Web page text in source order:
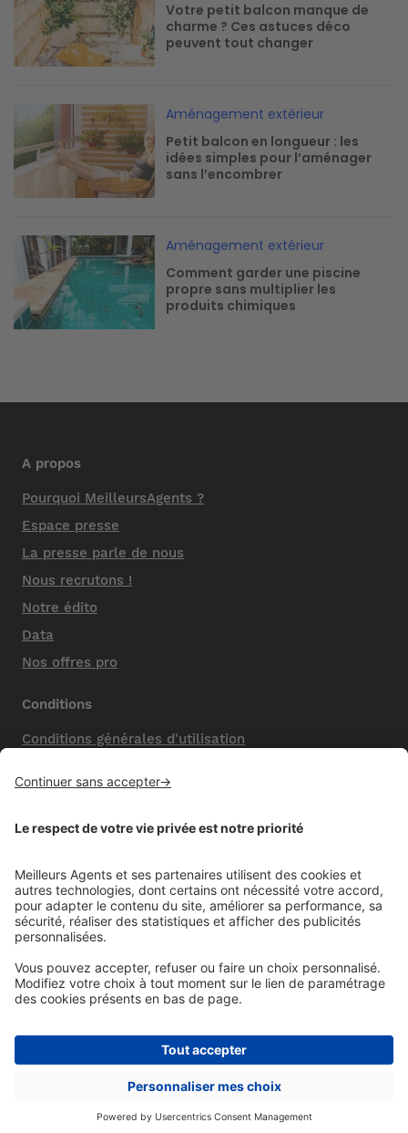
Votre petit balcon manque de
charme ? Ces astuces déco
peuvent tout changer
Image
Aménagement extérieur
Petit balcon en longueur : les
idées simples pour l’aménager
sans l’encombrer
Image
Aménagement extérieur
Comment garder une piscine
propre sans multiplier les
produits chimiques
A propos
Pourquoi MeilleursAgents ?
Espace presse
La presse parle de nous
Nous recrutons !
Notre édito
Data
Nos offres pro
Conditions
Conditions générales d'utilisation
Nos honoraires de vente
Politique de confidentialité
Mentions comparateur
Aide
Contactez-nous
© MeilleursAgents. Copyright 2008 - 2023